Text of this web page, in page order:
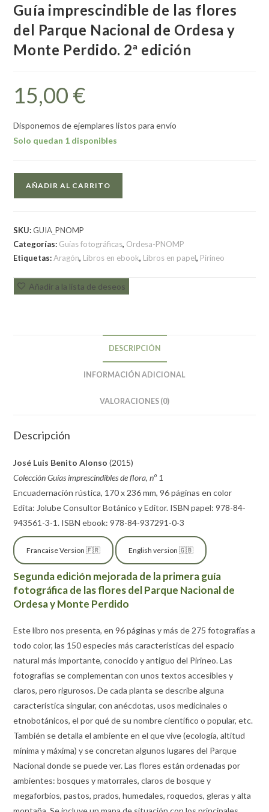
Guía imprescindible de las flores
del Parque Nacional de Ordesa y
Monte Perdido. 2ª edición
15,00 €
Disponemos de ejemplares listos para envío
Solo quedan 1 disponibles
AÑADIR AL CARRITO
SKU:GUIA_PNOMP
Categorías: Guías fotográficas, Ordesa-PNOMP
Etiquetas:Aragón, Libros en ebook, Libros en papel, Pirineo
Añadir a la lista de deseos
DESCRIPCIÓN
INFORMACIÓN ADICIONAL
VALORACIONES (0)
Descripción
José Luis Benito Alonso (2015)
Colección Guías imprescindibles de flora, nº 1
Encuadernación rústica, 170 x 236 mm, 96 páginas en color
Edita: Jolube Consultor Botánico y Editor. ISBN papel: 978-84-
943561-3-1. ISBN ebook: 978-84-937291-0-3
Francaise Version 🇫🇷 English version 🇬🇧
Segunda edición mejorada de la primera guía
fotográfica de las flores del Parque Nacional de
Ordesa y Monte Perdido
Este libro nos presenta, en 96 páginas y más de 275 fotografías a
todo color, las 150 especies más características del espacio
natural más importante, conocido y antiguo del Pirineo. Las
fotografías se complementan con unos textos accesibles y
claros, pero rigurosos. De cada planta se describe alguna
característica singular, con anécdotas, usos medicinales o
etnobotánicos, el por qué de su nombre científico o popular, etc.
También se detalla el ambiente en el que vive (ecología, altitud
mínima y máxima) y se concretan algunos lugares del Parque
Nacional donde se puede ver. Las flores están ordenadas por
ambientes: bosques y matorrales, claros de bosque y
megaforbios, pastos, prados, humedales, roquedos, gleras y alta